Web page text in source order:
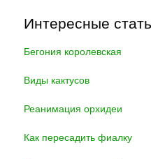
Интересные
Бегония королевская
Виды кактусов
Реанимация орхидеи
Как пересадить фиалку